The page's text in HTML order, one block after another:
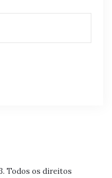
Todos os direitos